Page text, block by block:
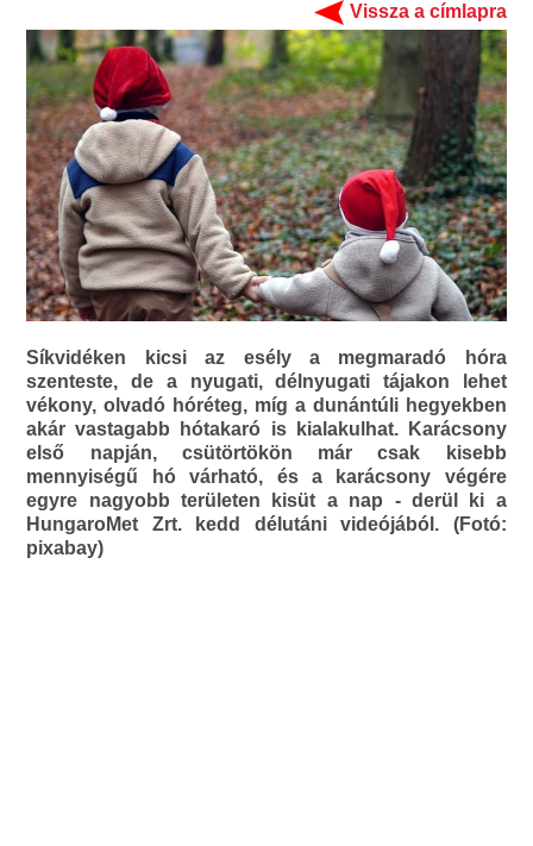
Vissza a címlapra
Síkvidéken kicsi az esély a megmaradó hóra
szenteste, de a nyugati, délnyugati tájakon lehet
vékony, olvadó hóréteg, míg a dunántúli hegyekben
akár vastagabb hótakaró is kialakulhat. Karácsony
első napján, csütörtökön már csak kisebb
mennyiségű hó várható, és a karácsony végére
egyre nagyobb területen kisüt a nap - derül ki a
HungaroMet Zrt. kedd délutáni videójából. (Fotó:
pixabay)